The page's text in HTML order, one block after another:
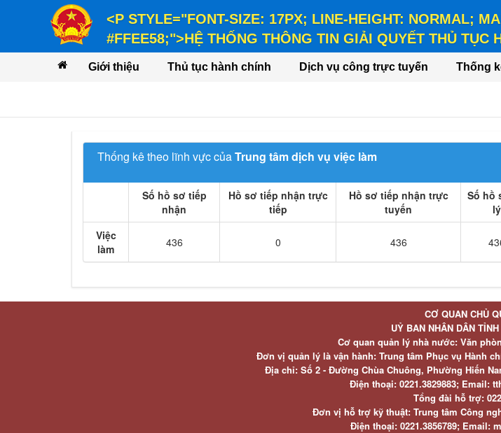
<P STYLE="FONT-SIZE: 17PX; LINE-HEIGHT: NORMAL;
#FFEE58;">HỆ THỐNG THÔNG TIN GIẢI QUYẾT THỦ TỤC
<P STYLE="FONT-SIZE: 14PX; LINE-HEIGHT: NORMAL; MARGIN: 10PX
VỤ</P>
Giới thiệu Thủ tục hành chính Dịch vụ công trực tuyến Thống
Thống kê theo lĩnh vực củaTrung tâm dịch vụ việc làm
Số hồ sơ tiếp
nhận
Hồ sơ tiếp nhận trực
tiếp
Hồ sơ tiếp nhận trực
tuyến
Số hồ
lý
Việc
làm
436 0 436
CƠ QUAN CHỦ
UỶ BAN NHÂN DÂN
Cơ quan quản lý nhà nước: Văn
Đơn vị quản lý là vận hành: Trung tâm Phục vụ Hành
Địa chỉ: Số 2 - Đường Chùa Chuông, Phường Hiến
Điện thoại: 0221.3829883; Email:
Tổng đài hỗ trợ:
Đơn vị hỗ trợ kỹ thuật: Trung tâm Công
Điện thoại: 0221.3856789; Email: